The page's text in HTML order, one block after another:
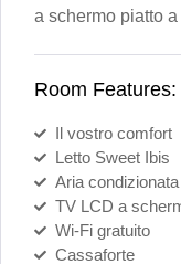
a schermo piatto
Room Features:
Il vostro comfort
Letto Sweet Ibis
Aria condizionata
TV LCD a
Wi-Fi gratuito
Cassaforte